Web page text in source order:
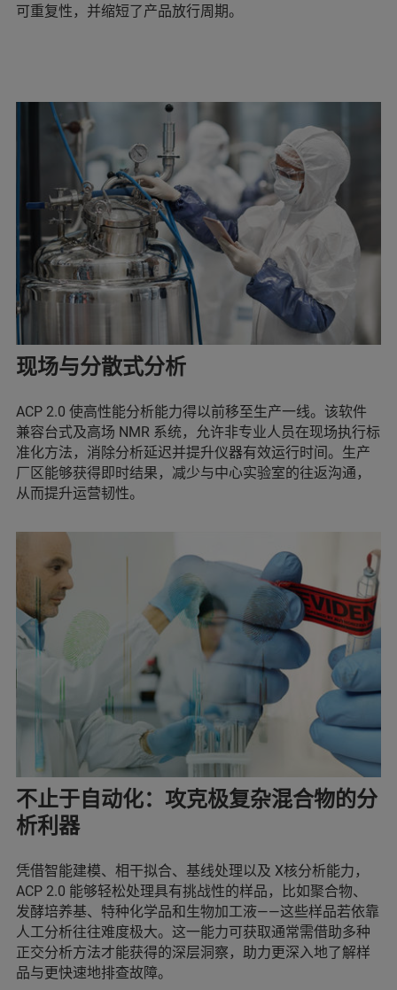
可重复性，并缩短了产品放行周期。
现场与分散式分析
ACP 2.0 使高性能分析能力得以前移至生产一线。该软件
兼容台式及高场 NMR 系统，允许非专业人员在现场执行标
准化方法，消除分析延迟并提升仪器有效运行时间。生产
厂区能够获得即时结果，减少与中心实验室的往返沟通，
从而提升运营韧性。
不止于自动化：攻克极复杂混合物的分
析利器
凭借智能建模、相干拟合、基线处理以及 X核分析能力，
ACP 2.0 能够轻松处理具有挑战性的样品，比如聚合物、
发酵培养基、特种化学品和生物加工液——这些样品若依靠
人工分析往往难度极大。这一能力可获取通常需借助多种
正交分析方法才能获得的深层洞察，助力更深入地了解样
品与更快速地排查故障。